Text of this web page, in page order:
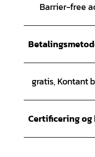
Barrier-free
gratis, Kontant
Certificering